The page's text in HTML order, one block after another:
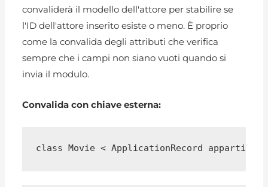
convaliderà il modello dell'attore per stabilire se
l'ID dell'attore inserito esiste o meno. È proprio
come la convalida degli attributi che verifica
sempre che i campi non siano vuoti quando si
invia il modulo.
Convalida con chiave esterna:
class Movie < ApplicationRecord